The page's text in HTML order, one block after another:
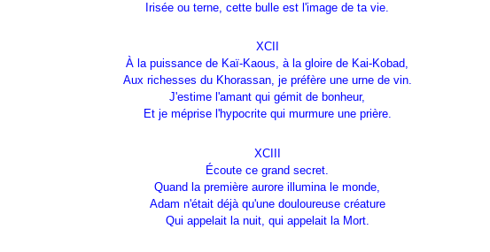
Irisée ou terne, cette bulle est l'image de ta vie.
XCII
À la puissance de Kaï-Kaous, à la gloire de Kai-Kobad,
Aux richesses du Khorassan, je préfère une urne de vin.
J'estime l'amant qui gémit de bonheur,
Et je méprise l'hypocrite qui murmure une prière.
XCIII
Écoute ce grand secret.
Quand la première aurore illumina le monde,
Adam n'était déjà qu'une douloureuse créature
Qui appelait la nuit, qui appelait la Mort.